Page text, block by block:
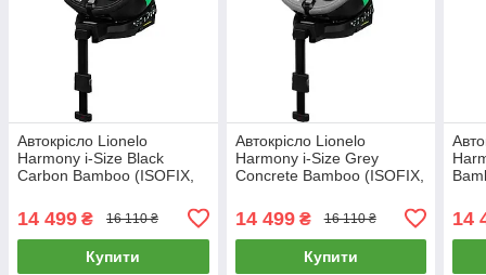
Автокрісло Lionelo
Harmony i-Size Black
Carbon Bamboo (ISOFIX,
опорна стійка)
14 499 ₴ 16 110 ₴
Купити
Автокрісло Lionelo
Harmony i-Size Grey
Concrete Bamboo (ISOFIX,
опорна стійка)
14 499₴ 16 110 ₴
Купити
14